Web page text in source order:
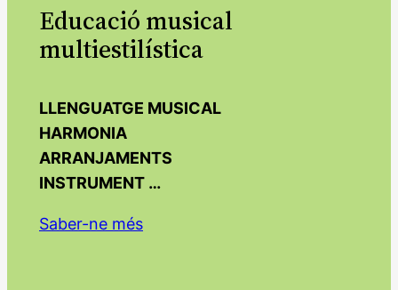
Educació musical
multiestilística
LLENGUATGE MUSICAL
HARMONIA
ARRANJAMENTS
INSTRUMENT …
Saber-ne més